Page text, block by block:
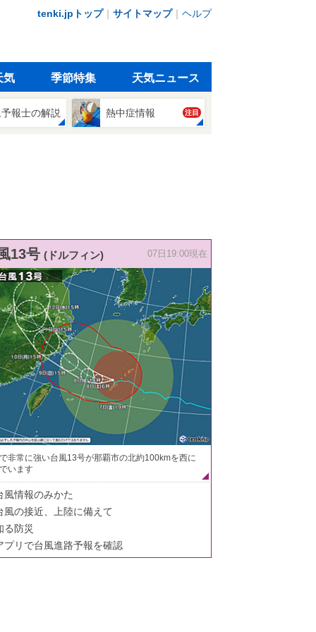
tenki.jpトップ｜ サイトマップ｜ ヘルプ
気 季節特集 天気ニュース
報士の解説 熱中症情報 注目
13号 (ドルフィン) 07日19:00現在
非常に強い台風13号が那覇市の北約100kmを西に
います
風情報のみかた
風の接近、上陸に備えて
る防災
プリで台風進路予報を確認